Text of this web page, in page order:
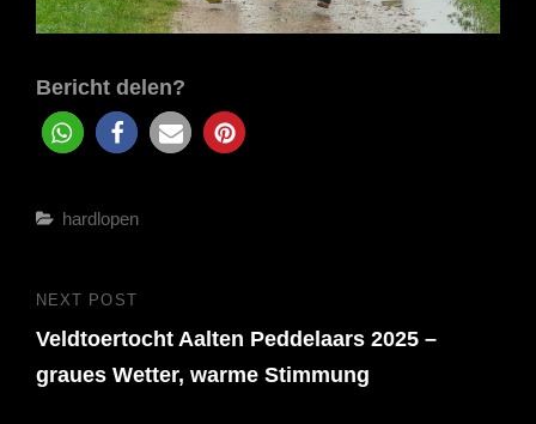
Bericht delen?
Categories
hardlopen
Beitragsnavigation
Next
Post
NEXT POST
Veldtoertocht Aalten Peddelaars 2025 –
graues Wetter, warme Stimmung